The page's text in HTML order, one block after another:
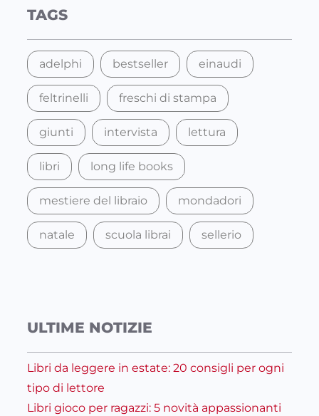
c
TAGS
adelphi bestseller einaudi
feltrinelli freschi di stampa
giunti intervista lettura
libri long life books
mestiere del libraio mondadori
natale scuola librai sellerio
ULTIME NOTIZIE
Libri da leggere in estate: 20 consigli per ogni
tipo di lettore
Libri gioco per ragazzi: 5 novità appassionanti